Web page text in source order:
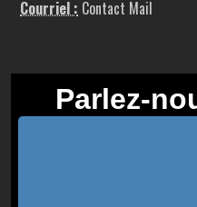
Courriel : Contact Mail